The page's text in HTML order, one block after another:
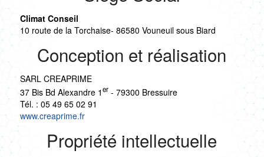
Climat Conseil
10 route de la Torchaise- 86580 Vouneuil sous Biard
Conception et réalisation
SARL CREAPRIME
37 Bis Bd Alexandre 1er- 79300 Bressuire
Tél. : 05 49 65 02 91
www.creaprime.fr
Propriété intellectuelle